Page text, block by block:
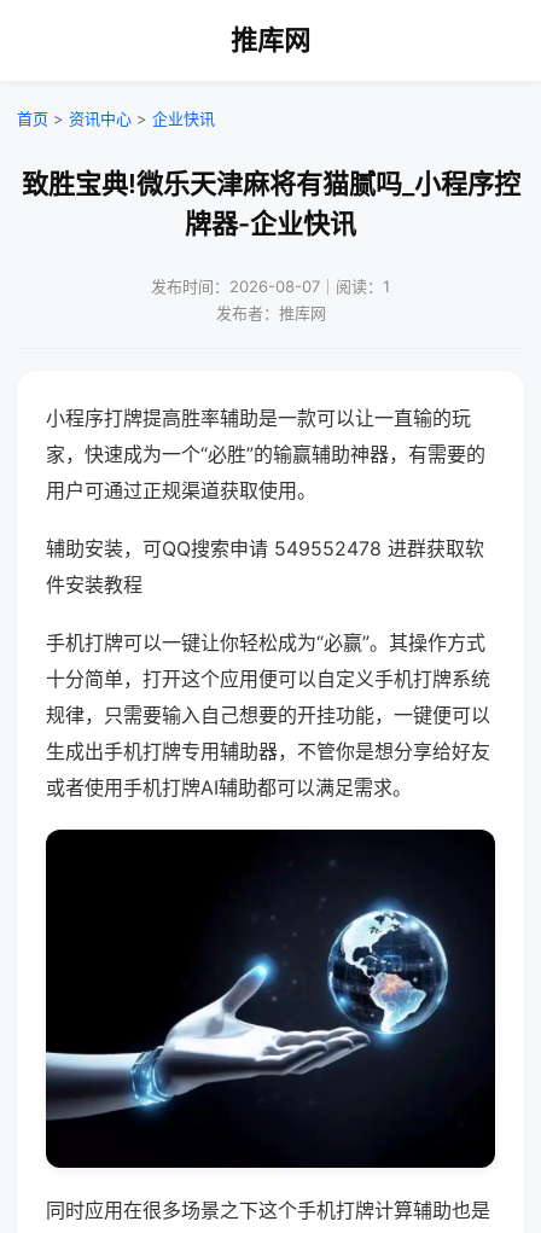
推库网
首页 > 资讯中心 > 企业快讯
致胜宝典!微乐天津麻将有猫腻吗_小程序控
牌器-企业快讯
发布时间：2026-08-07｜阅读：1
发布者：推库网
小程序打牌提高胜率辅助是一款可以让一直输的玩
家，快速成为一个“必胜”的输赢辅助神器，有需要的
用户可通过正规渠道获取使用。
辅助安装，可QQ搜索申请 549552478 进群获取软
件安装教程
手机打牌可以一键让你轻松成为“必赢”。其操作方式
十分简单，打开这个应用便可以自定义手机打牌系统
规律，只需要输入自己想要的开挂功能，一键便可以
生成出手机打牌专用辅助器，不管你是想分享给好友
或者使用手机打牌AI辅助都可以满足需求。
同时应用在很多场景之下这个手机打牌计算辅助也是